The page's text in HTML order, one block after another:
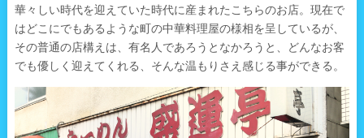
華々しい時代を迎えていた時代に産まれたこちらのお店。現在で
はどこにでもあるような町の中華料理屋の様相を呈しているが、
その普通の店構えは、有名人であろうとなかろうと、どんなお客
でも優しく迎えてくれる、そんな温もりさえ感じる事ができる。